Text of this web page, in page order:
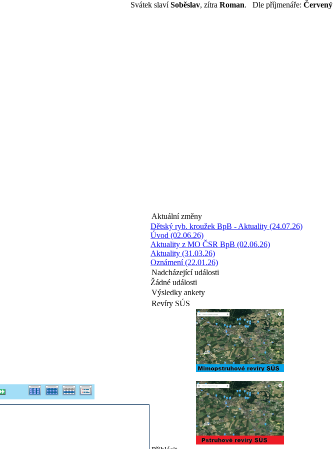
Svátek slavíSoběslav, zítra Roman. Dle příjmenáře: Červený
Aktuální změny
Dětský ryb. kroužek BpB - Aktuality (24.07.26)
Úvod (02.06.26)
Aktuality z MO ČSR BpB (02.06.26)
Aktuality (31.03.26)
Oznámení (22.01.26)
Nadcházející události
Žádné události
Výsledky ankety
Revíry SÚS